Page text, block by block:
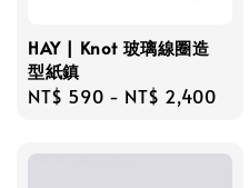
HAY | Knot 玻璃線圈造
型紙鎮
Regular
NT$ 590 - NT$ 2,400